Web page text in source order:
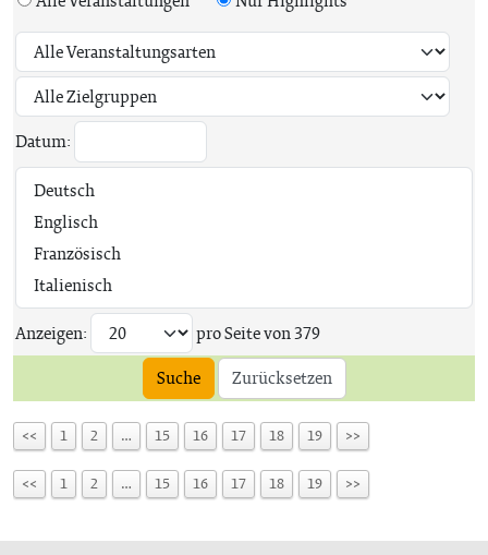
Datum:
Anzeigen: pro Seite von379
Suche
Zurücksetzen
<< 1 2 … 15 16 17 18 19 >>
<< 1 2 … 15 16 17 18 19 >>